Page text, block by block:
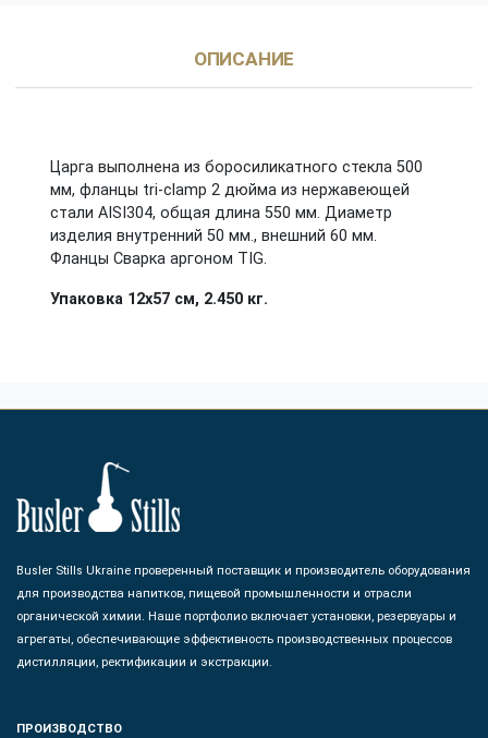
ОПИСАНИЕ
Царга выполнена из боросиликатного стекла 500
мм, фланцы tri-clamp 2 дюйма из нержавеющей
стали AISI304, общая длина 550 мм. Диаметр
изделия внутренний 50 мм., внешний 60 мм.
Фланцы Сварка аргоном TIG.
Упаковка 12х57 см, 2.450 кг.
Busler Stills Ukraine проверенный поставщик и производитель оборудования
для производства напитков, пищевой промышленности и отрасли
органической химии. Наше портфолио включает установки, резервуары и
агрегаты, обеспечивающие эффективность производственных процессов
дистилляции, ректификации и экстракции.
ПРОИЗВОДСТВО